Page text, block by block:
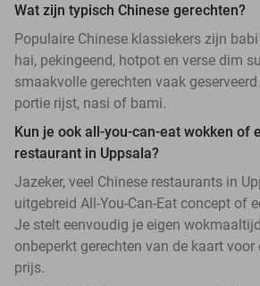
Wat zijn typisch Chinese gerechten?
Populaire Chinese klassiekers zijn
hai, pekingeend, hotpot en verse dim
smaakvolle gerechten vaak
portie rijst, nasi of bami.
Kun je ook all-you-can-eat wokken of
restaurant in Uppsala?
Jazeker, veel Chinese restaurants in
uitgebreid All-You-Can-Eat concept of
Je stelt eenvoudig je eigen
onbeperkt gerechten van de kaart voor
prijs.